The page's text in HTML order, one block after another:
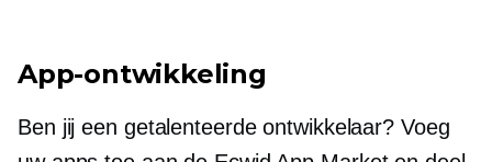
App-ontwikkeling
Ben jij een getalenteerde ontwikkelaar? Voeg